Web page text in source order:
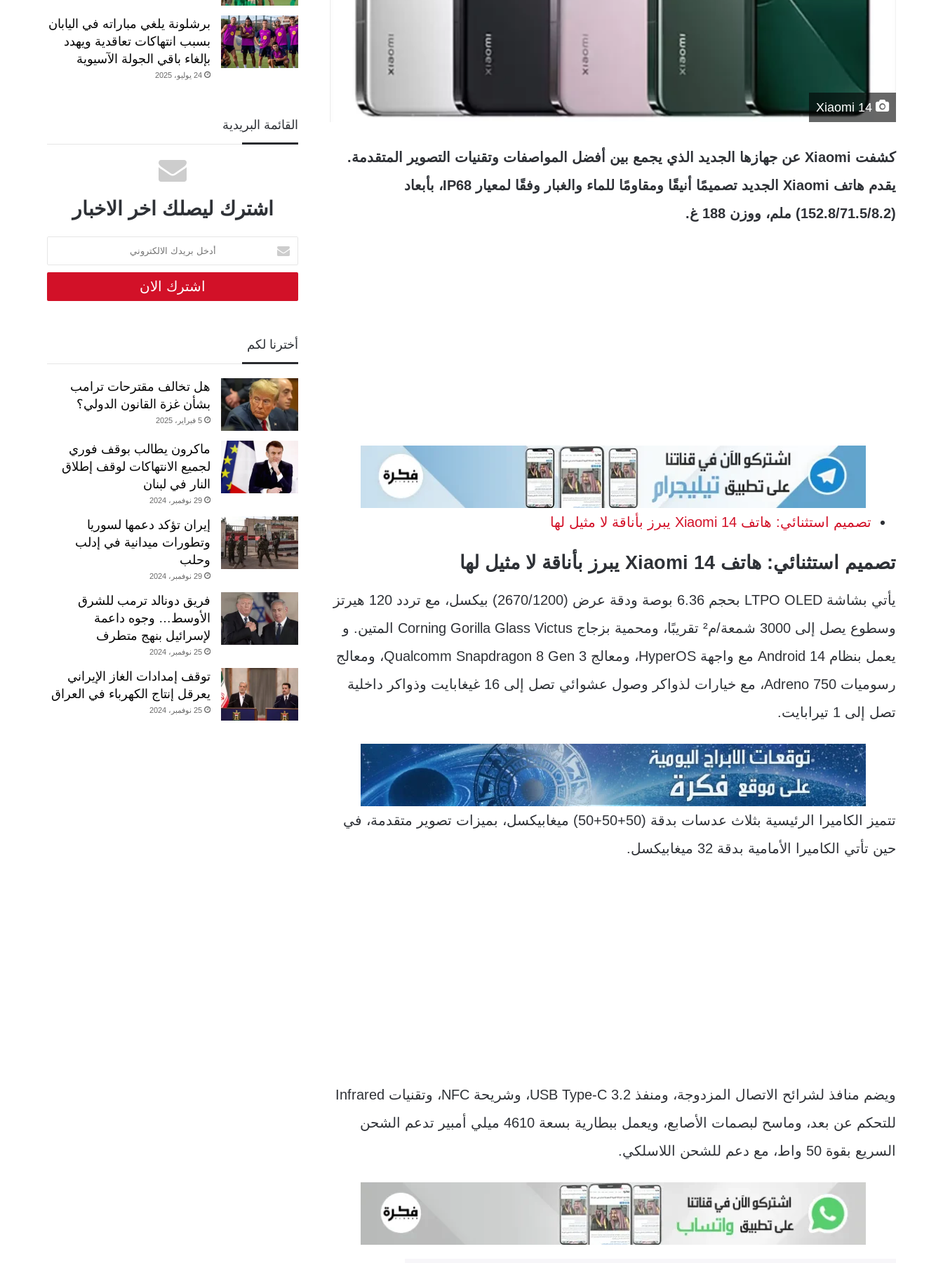
كشفت Xiaomi عن جهازها الجديد الذي يجمع بين أفضل المواصفات وتقنيات التصوير المتقدمة.
يقدم هاتف Xiaomi الجديد تصميمًا أنيقًا ومقاومًا للماء والغبار وفقًا لمعيار IP68، بأبعاد
(152.8/71.5/8.2) ملم، ووزن 188 غ.
تصميم استثنائي: هاتف Xiaomi 14 يبرز بأناقة لا مثيل لها
تصميم استثنائي: هاتف Xiaomi 14 يبرز بأناقة لا مثيل لها
يأتي بشاشة LTPO OLED بحجم 6.36 بوصة ودقة عرض (2670/1200) بيكسل، مع تردد 120 هيرتز
وسطوع يصل إلى 3000 شمعة/م² تقريبًا، ومحمية بزجاج Corning Gorilla Glass Victus المتين. و
يعمل بنظام Android 14 مع واجهة HyperOS، ومعالج Qualcomm Snapdragon 8 Gen 3، ومعالج
رسوميات Adreno 750، مع خيارات لذواكر وصول عشوائي تصل إلى 16 غيغابايت وذواكر داخلية
تصل إلى 1 تيرابايت.
تتميز الكاميرا الرئيسية بثلاث عدسات بدقة (50+50+50) ميغابيكسل، بميزات تصوير متقدمة، في
حين تأتي الكاميرا الأمامية بدقة 32 ميغابيكسل.
ويضم منافذ لشرائح الاتصال المزدوجة، ومنفذ USB Type-C 3.2، وشريحة NFC، وتقنيات Infrared
للتحكم عن بعد، وماسح لبصمات الأصابع، ويعمل ببطارية بسعة 4610 ميلي أمبير تدعم الشحن
السريع بقوة 50 واط، مع دعم للشحن اللاسلكي.
برشلونة يلغي مباراته في اليابان
بسبب انتهاكات تعاقدية ويهدد
بإلغاء باقي الجولة الآسيوية
24 يوليو، 2025
القائمة البريدية
اشترك ليصلك اخر الاخبار
أدخل
بريدك
الالكتروني
أخترنا لكم
هل تخالف مقترحات ترامب
بشأن غزة القانون الدولي؟
5 فبراير، 2025
ماكرون يطالب بوقف فوري
لجميع الانتهاكات لوقف إطلاق
النار في لبنان
29 نوفمبر، 2024
إيران تؤكد دعمها لسوريا
وتطورات ميدانية في إدلب
وحلب
29 نوفمبر، 2024
فريق دونالد ترمب للشرق
الأوسط… وجوه داعمة
لإسرائيل بنهج متطرف
25 نوفمبر، 2024
توقف إمدادات الغاز الإيراني
يعرقل إنتاج الكهرباء في العراق
25 نوفمبر، 2024